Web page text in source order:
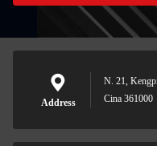
Address
N. 21,
Cina 361000